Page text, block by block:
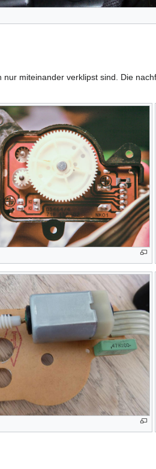
miteinander verklipst sind. Die